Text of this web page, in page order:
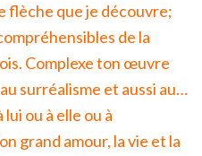
flèche que je découvre;
de la
Complexe ton œuvre
surréalisme et aussi au…
ou à elle ou à
grand amour, la vie et la